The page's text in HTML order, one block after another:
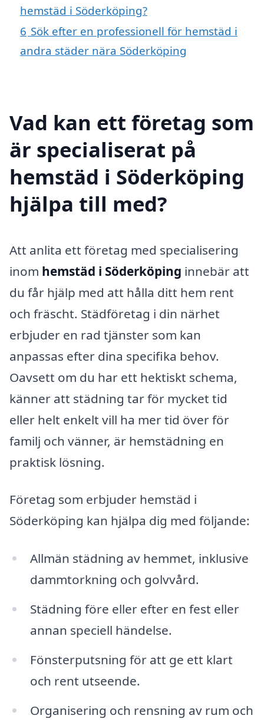
hemstäd i Söderköping?
6 Sök efter en professionell för hemstäd i
andra städer nära Söderköping
Vad kan ett företag som
är specialiserat på
hemstäd i Söderköping
hjälpa till med?
Att anlita ett företag med specialisering
inom hemstäd i Söderköping innebär att
du får hjälp med att hålla ditt hem rent
och fräscht. Städföretag i din närhet
erbjuder en rad tjänster som kan
anpassas efter dina specifika behov.
Oavsett om du har ett hektiskt schema,
känner att städning tar för mycket tid
eller helt enkelt vill ha mer tid över för
familj och vänner, är hemstädning en
praktisk lösning.
Företag som erbjuder hemstäd i
Söderköping kan hjälpa dig med följande:
Allmän städning av hemmet, inklusive
dammtorkning och golvvård.
Städning före eller efter en fest eller
annan speciell händelse.
Fönsterputsning för att ge ett klart
och rent utseende.
Organisering och rensning av rum och